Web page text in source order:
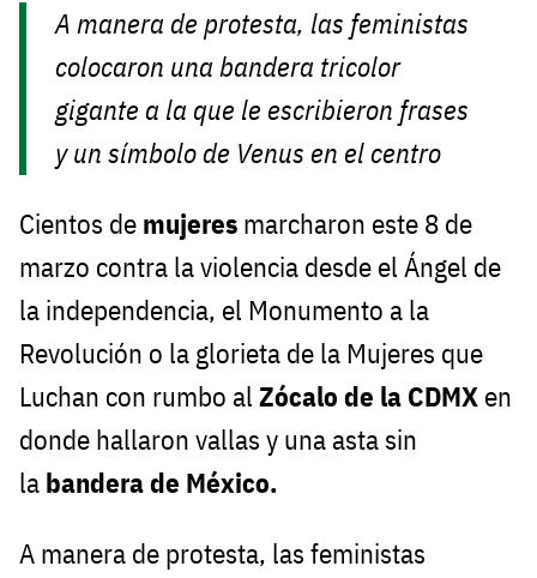
A manera de protesta, las feministas
colocaron una bandera tricolor
gigante a la que le escribieron frases
y un símbolo de Venus en el centro
Cientos de mujeres marcharon este 8 de
marzo contra la violencia desde el Ángel de
la independencia, el Monumento a la
Revolución o la glorieta de la Mujeres que
Luchan con rumbo al Zócalo de la CDMX en
donde hallaron vallas y una asta sin
la bandera de México.
A manera de protesta, las feministas